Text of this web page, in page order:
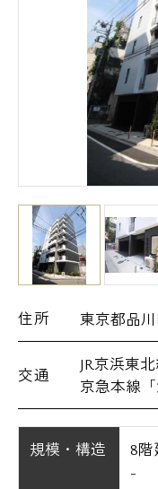
住所 東京都品
交通
JR京浜東
京急本線「
規模・構造
8階
-